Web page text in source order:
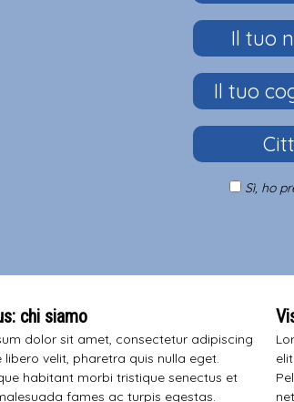
Il tuo
Il tuo
Sì, ho
chi siamo
dolor sit amet, consectetur adipiscing
libero velit, pharetra quis nulla eget.
habitant morbi tristique senectus et
fames ac turpis egestas.